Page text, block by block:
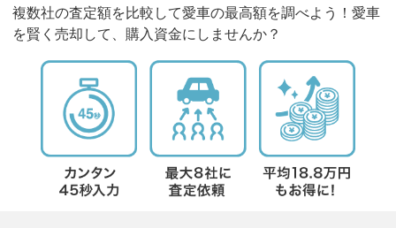
複数社の査定額を比較して愛車の最高額を調べよう！愛車
を賢く売却して、購入資金にしませんか？